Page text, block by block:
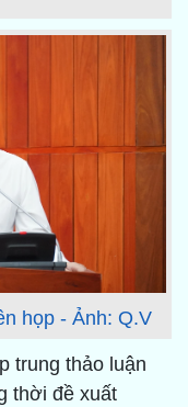
họp - Ảnh: Q.V
trung thảo luận
thời đề xuất